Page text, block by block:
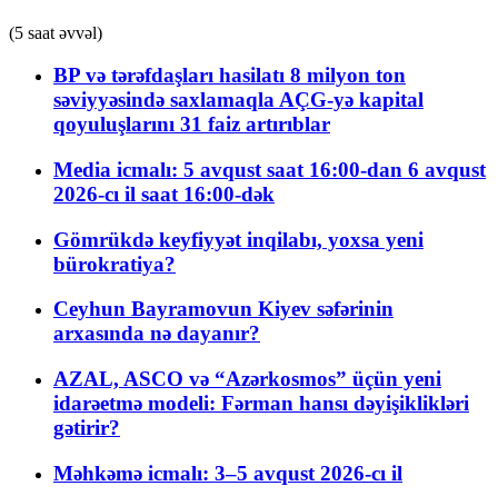
(5 saat əvvəl)
BP və tərəfdaşları hasilatı 8 milyon ton
səviyyəsində saxlamaqla AÇG-yə kapital
qoyuluşlarını 31 faiz artırıblar
Media icmalı: 5 avqust saat 16:00-dan 6 avqust
2026-cı il saat 16:00-dək
Gömrükdə keyfiyyət inqilabı, yoxsa yeni
bürokratiya?
Ceyhun Bayramovun Kiyev səfərinin
arxasında nə dayanır?
AZAL, ASCO və “Azərkosmos” üçün yeni
idarəetmə modeli: Fərman hansı dəyişiklikləri
gətirir?
Məhkəmə icmalı: 3–5 avqust 2026-cı il